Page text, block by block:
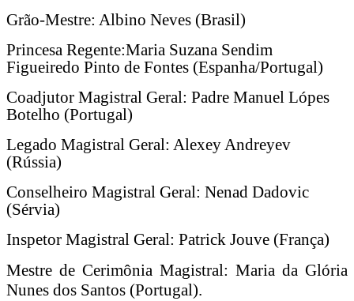
Grão-Mestre: Albino Neves (Brasil)
Princesa Regente:Maria Suzana Sendim
Figueiredo Pinto de Fontes (Espanha/Portugal)
Coadjutor Magistral Geral: Padre Manuel Lópes
Botelho (Portugal)
Legado Magistral Geral: Alexey Andreyev
(Rússia)
Conselheiro Magistral Geral: Nenad Dadovic
(Sérvia)
Inspetor Magistral Geral: Patrick Jouve (França)
Mestre de Cerimônia Magistral: Maria da Glória
Nunes dos Santos (Portugal).